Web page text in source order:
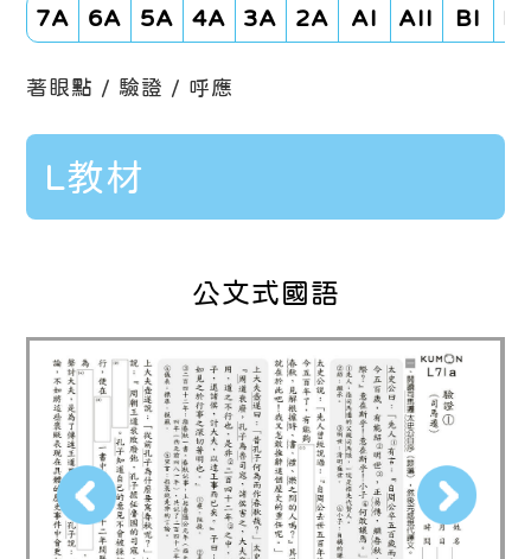
7A 6A 5A 4A 3A 2A AI AII BI
著眼點 / 驗證 / 呼應
L教材
公文式國語